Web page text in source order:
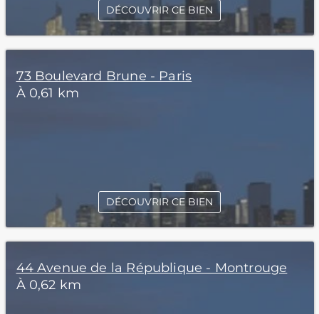
DÉCOUVRIR CE BIEN
73 Boulevard Brune - Paris
À 0,61 km
DÉCOUVRIR CE BIEN
44 Avenue de la République - Montrouge
À 0,62 km